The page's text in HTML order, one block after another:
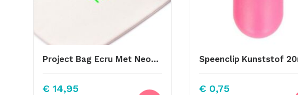
Project Bag Ecru Met Neon Groen Letters
€ 14,95 € 0,75